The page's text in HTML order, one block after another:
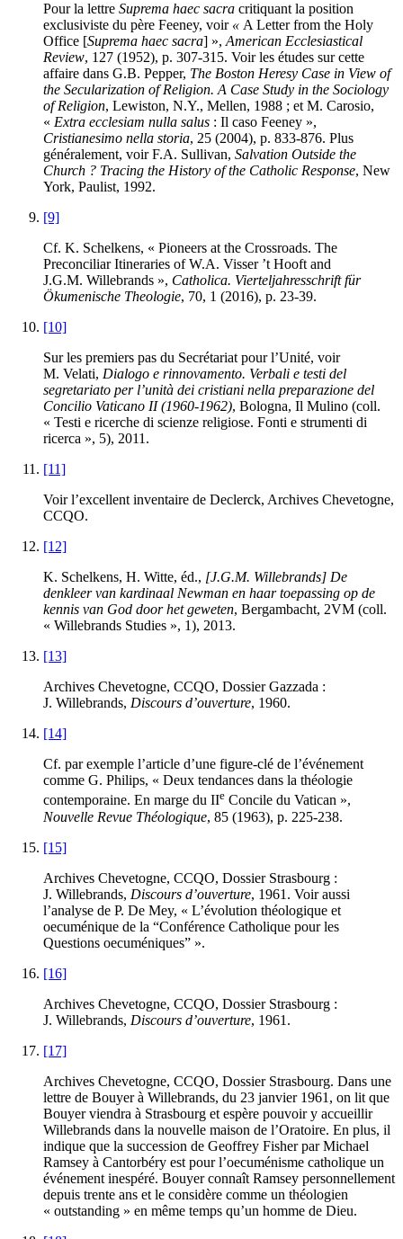
Pour la lettre Suprema haec sacra critiquant la position
exclusiviste du père Feeney, voir « A Letter from the Holy
Office [Suprema haec sacra] », American Ecclesiastical
Review, 127 (1952), p. 307-315. Voir les études sur cette
affaire dans G.B. Pepper, The Boston Heresy Case in View of
the Secularization of Religion. A Case Study in the Sociology
of Religion, Lewiston, N.Y., Mellen, 1988 ; et M. Carosio,
« Extra ecclesiam nulla salus : Il caso Feeney »,
Cristianesimo nella storia, 25 (2004), p. 833-876. Plus
généralement, voir F.A. Sullivan, Salvation Outside the
Church ? Tracing the History of the Catholic Response, New
York, Paulist, 1992.
[9]
Cf. K. Schelkens, « Pioneers at the Crossroads. The
Preconciliar Itineraries of W.A. Visser ’t Hooft and
J.G.M. Willebrands », Catholica. Vierteljahresschrift für
Ökumenische Theologie, 70, 1 (2016), p. 23-39.
[10]
Sur les premiers pas du Secrétariat pour l’Unité, voir
M. Velati, Dialogo e rinnovamento. Verbali e testi del
segretariato per l’unità dei cristiani nella preparazione del
Concilio Vaticano II (1960-1962), Bologna, Il Mulino (coll.
« Testi e ricerche di scienze religiose. Fonti e strumenti di
ricerca », 5), 2011.
[11]
Voir l’excellent inventaire de Declerck, Archives Chevetogne,
CCQO.
[12]
K. Schelkens, H. Witte, éd., [J.G.M. Willebrands] De
denkleer van kardinaal Newman en haar toepassing op de
kennis van God door het geweten, Bergambacht, 2VM (coll.
« Willebrands Studies », 1), 2013.
[13]
Archives Chevetogne, CCQO, Dossier Gazzada :
J. Willebrands, Discours d’ouverture, 1960.
[14]
Cf. par exemple l’article d’une figure-clé de l’événement
comme G. Philips, « Deux tendances dans la théologie
contemporaine. En marge du IIe Concile du Vatican »,
Nouvelle Revue Théologique, 85 (1963), p. 225-238.
[15]
Archives Chevetogne, CCQO, Dossier Strasbourg :
J. Willebrands, Discours d’ouverture, 1961. Voir aussi
l’analyse de P. De Mey, « L’évolution théologique et
oecuménique de la “Conférence Catholique pour les
Questions oecuméniques” ».
[16]
Archives Chevetogne, CCQO, Dossier Strasbourg :
J. Willebrands, Discours d’ouverture, 1961.
[17]
Archives Chevetogne, CCQO, Dossier Strasbourg. Dans une
lettre de Bouyer à Willebrands, du 23 janvier 1961, on lit que
Bouyer viendra à Strasbourg et espère pouvoir y accueillir
Willebrands dans la nouvelle maison de l’Oratoire. En plus, il
indique que la succession de Geoffrey Fisher par Michael
Ramsey à Cantorbéry est pour l’oecuménisme catholique un
événement inespéré. Bouyer connaît Ramsey personnellement
depuis trente ans et le considère comme un théologien
« outstanding » en même temps qu’un homme de Dieu.